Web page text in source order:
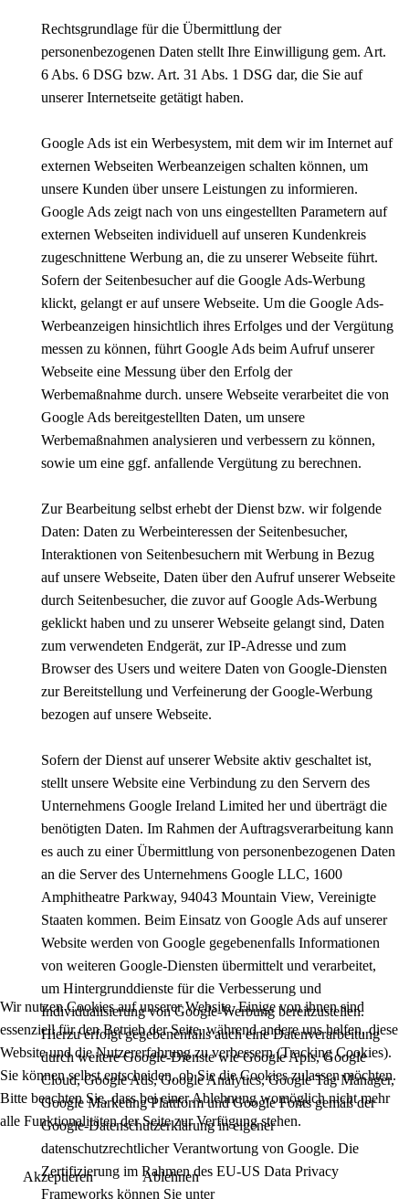
Rechtsgrundlage für die Übermittlung der
personenbezogenen Daten stellt Ihre Einwilligung gem. Art.
6 Abs. 6 DSG bzw. Art. 31 Abs. 1 DSG dar, die Sie auf
unserer Internetseite getätigt haben.
Google Ads ist ein Werbesystem, mit dem wir im Internet auf
externen Webseiten Werbeanzeigen schalten können, um
unsere Kunden über unsere Leistungen zu informieren.
Google Ads zeigt nach von uns eingestellten Parametern auf
externen Webseiten individuell auf unseren Kundenkreis
zugeschnittene Werbung an, die zu unserer Webseite führt.
Sofern der Seitenbesucher auf die Google Ads-Werbung
klickt, gelangt er auf unsere Webseite. Um die Google Ads-
Werbeanzeigen hinsichtlich ihres Erfolges und der Vergütung
messen zu können, führt Google Ads beim Aufruf unserer
Webseite eine Messung über den Erfolg der
Werbemaßnahme durch. unsere Webseite verarbeitet die von
Google Ads bereitgestellten Daten, um unsere
Werbemaßnahmen analysieren und verbessern zu können,
sowie um eine ggf. anfallende Vergütung zu berechnen.
Zur Bearbeitung selbst erhebt der Dienst bzw. wir folgende
Daten: Daten zu Werbeinteressen der Seitenbesucher,
Interaktionen von Seitenbesuchern mit Werbung in Bezug
auf unsere Webseite, Daten über den Aufruf unserer Webseite
durch Seitenbesucher, die zuvor auf Google Ads-Werbung
geklickt haben und zu unserer Webseite gelangt sind, Daten
zum verwendeten Endgerät, zur IP-Adresse und zum
Browser des Users und weitere Daten von Google-Diensten
zur Bereitstellung und Verfeinerung der Google-Werbung
bezogen auf unsere Webseite.
Sofern der Dienst auf unserer Website aktiv geschaltet ist,
stellt unsere Website eine Verbindung zu den Servern des
Unternehmens Google Ireland Limited her und überträgt die
benötigten Daten. Im Rahmen der Auftragsverarbeitung kann
es auch zu einer Übermittlung von personenbezogenen Daten
an die Server des Unternehmens Google LLC, 1600
Amphitheatre Parkway, 94043 Mountain View, Vereinigte
Staaten kommen. Beim Einsatz von Google Ads auf unserer
Website werden von Google gegebenenfalls Informationen
von weiteren Google-Diensten übermittelt und verarbeitet,
um Hintergrunddienste für die Verbesserung und
Individualisierung von Google-Werbung bereitzustellen.
Hierzu erfolgt gegebenenfalls auch eine Datenverarbeitung
durch weitere Google-Dienste wie Google Apis, Google
Cloud, Google Ads, Google Analytics, Google Tag Manager,
Google Marketing Plattform und Google Fonts gemäß der
Google-Datenschutzerklärung in eigener
datenschutzrechtlicher Verantwortung von Google. Die
Zertifizierung im Rahmen des EU-US Data Privacy
Frameworks können Sie unter
Wir nutzen Cookies auf unserer Website. Einige von ihnen sind
essenziell für den Betrieb der Seite, während andere uns helfen, diese
Website und die Nutzererfahrung zu verbessern (Tracking Cookies).
Sie können selbst entscheiden, ob Sie die Cookies zulassen möchten.
Bitte beachten Sie, dass bei einer Ablehnung womöglich nicht mehr
alle Funktionalitäten der Seite zur Verfügung stehen.
Akzeptieren Ablehnen